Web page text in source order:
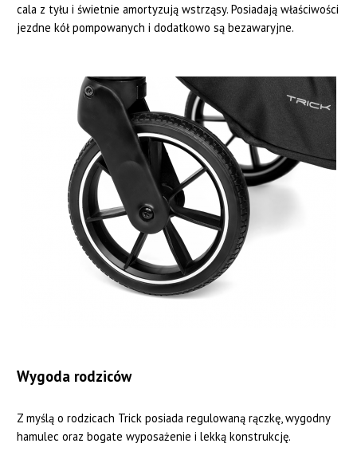
cala z tyłu i świetnie amortyzują wstrząsy. Posiadają właściwości
jezdne kół pompowanych i dodatkowo są bezawaryjne.
Wygoda rodziców
Z myślą o rodzicach Trick posiada regulowaną rączkę, wygodny
hamulec oraz bogate wyposażenie i lekką konstrukcję.